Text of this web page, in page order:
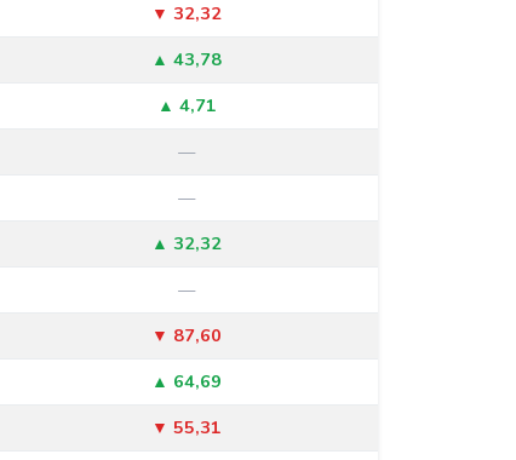
▼ 32,32
▲ 43,78
▲ 4,71
—
—
▲ 32,32
—
▼ 87,60
▲ 64,69
▼ 55,31